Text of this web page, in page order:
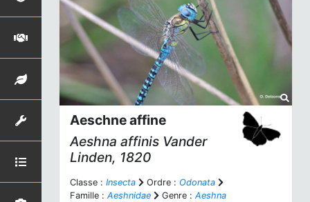
Aeschne affine
Aeshna affinis Vander
Linden, 1820
Classe : Insecta Ordre : Odonata
Famille : Aeshnidae Genre : Aeshna